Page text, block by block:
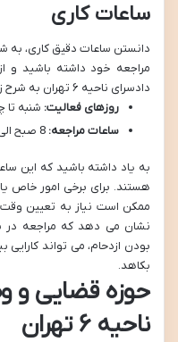
ساعات کاری
دانستن ساعات دقیق کاری، به
مراجعه خود داشته باشید و
دادسرای ناحیه ۶ تهران به شرح زیر است:
روزهای فعالیت: شنبه تا
ساعات مراجعه:
به یاد داشته باشید که این
هستند. برای برخی امور خاص
ممکن است نیاز به تعیین وقت
نشان می دهد که مراجعه در
بودن ازدحام، می تواند کارایی
بکاهد.
حوزه قضایی و
ناحیه ۶ تهران